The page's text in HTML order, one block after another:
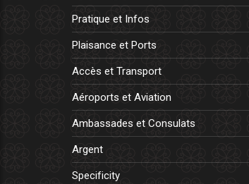
Pratique et Infos
Plaisance et Ports
Accès et Transport
Aéroports et Aviation
Ambassades et Consulats
Argent
Specificity